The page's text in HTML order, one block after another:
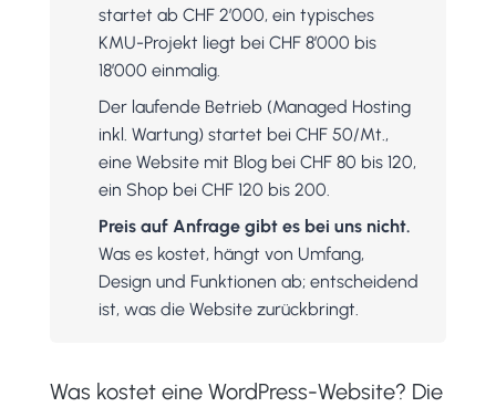
startet ab CHF 2’000, ein typisches
KMU-Projekt liegt bei CHF 8’000 bis
18’000 einmalig.
Der laufende Betrieb (Managed Hosting
inkl. Wartung) startet bei CHF 50/Mt.,
eine Website mit Blog bei CHF 80 bis 120,
ein Shop bei CHF 120 bis 200.
Preis auf Anfrage gibt es bei uns nicht.
Was es kostet, hängt von Umfang,
Design und Funktionen ab; entscheidend
ist, was die Website zurückbringt.
Was kostet eine WordPress-Website? Die